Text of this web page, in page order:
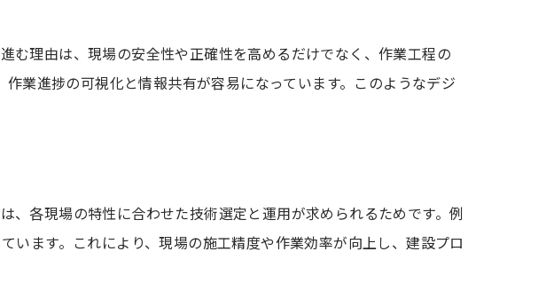
すイノベーション
む理由は、現場の安全性や正確性を高めるだけでなく、作業工程の
業進捗の可視化と情報共有が容易になっています。このようなデジ
各現場の特性に合わせた技術選定と運用が求められるためです。例
ます。これにより、現場の施工精度や作業効率が向上し、建設プロ